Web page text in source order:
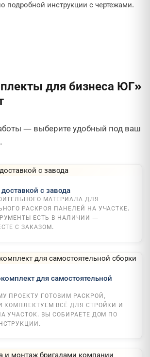
подробной инструкции с чертежами.
для бизнеса ЮГ»
— выберите удобный под ваш
с завода
МАТЕРИАЛА ДЛЯ
РАСКРОЯ ПАНЕЛЕЙ НА УЧАСТКЕ.
ЕСТЬ В НАЛИЧИИ —
С ЗАКАЗОМ.
для самостоятельной
ПРОЕКТУ ГОТОВИМ РАСКРОЙ,
КОМПЛЕКТУЕМ ВСЁ ДЛЯ СТРОЙКИ И
УЧАСТОК. ВЫ СОБИРАЕТЕ ДОМ ПО